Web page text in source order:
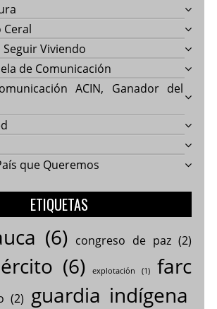
Ceral
Viviendo
de Comunicación
ACIN, Ganador del
que Queremos
ETIQUETAS
(6) congreso de paz(2)
(6) explotación (1)
farc
(2) guardia indígena